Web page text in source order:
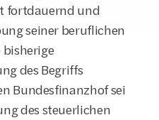
fortdauernd und
seiner beruflichen
des Begriffs
Bundesfinanzhof sei
des steuerlichen